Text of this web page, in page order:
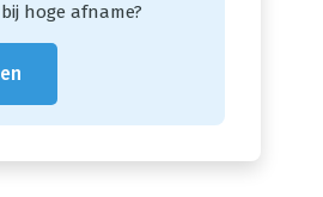
hoge afname?